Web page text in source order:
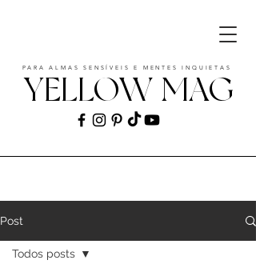
YELLOW MAG
PARA ALMAS SENSÍVEIS E MENTES INQUIETAS
Post
Todos posts